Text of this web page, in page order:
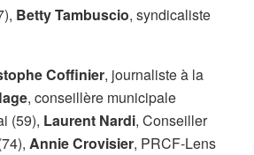
Betty Tambuscio, syndicaliste
Coffinier, journaliste à la
, conseillère municipale
(59), Laurent Nardi, Conseiller
Annie Crovisier, PRCF-Lens